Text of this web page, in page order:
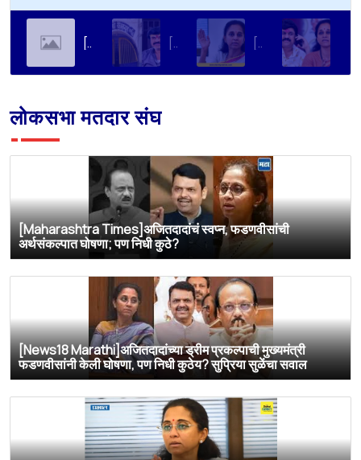
[Soha Ali Khan]Supriya Sule on Family, Power & Politics | Soha Ali Khan | Supriya Sule | All About Her [Loksatta]संतोष देशमुख हत्या प्रकरण : वाल्मिक कराडची रवानगी नागपूर कारागृहात करण्याची सुप्रिया सुळेंची मागणी [Dainik Prabhat]‘वाल्मिक कराडला बीड कारागृहातून नागपूरला हलवा’; सुप्रिया सुळेंची मुख्यमंत्र्यांकडे मोठी मागणी
लोकसभा मतदार संघ
[Maharashtra Times]अजितदादांचं स्वप्न, फडणवीसांची
अर्थसंकल्पात घोषणा; पण निधी कुठे?
[News18 Marathi]अजितदादांच्या ड्रीम प्रकल्पाची मुख्यमंत्री
फडणवीसांनी केली घोषणा, पण निधी कुठेय? सुप्रिया सुळेंचा सवाल